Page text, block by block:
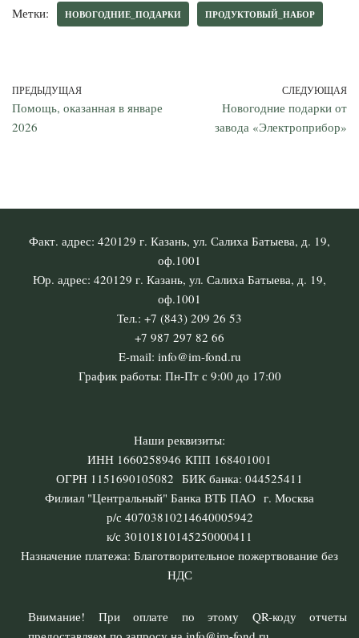
Метки: НОВОГОДНИЕ_ПОДАРКИ ПРОДУКТОВЫЙ_НАБОР
ПРЕДЫДУЩАЯ
Помощь, оказанная в январе
2026
СЛЕДУЮЩАЯ
Новогодние подарки от
завода «Электроприбор»
Факт. адрес: 420129 г. Казань, ул. Салиха Батыева, д. 19,
оф.1001
Юр. адрес: 420129 г. Казань, ул. Салиха Батыева, д. 19,
оф.1001
Тел.: +7 (843) 209 26 53
+7 987 297 82 66
E-mail: info@im-fond.ru
График работы: Пн-Пт с 9:00 до 17:00
Наши реквизиты:
ИНН 1660258946 КПП 168401001
ОГРН 1151690105082 БИК банка: 044525411
Филиал "Центральный" Банка ВТБ ПАО г. Москва
р/с 40703810214640005942
к/с 30101810145250000411
Назначение платежа: Благотворительное пожертвование без
НДС
Внимание! При оплате по этому QR-коду отчеты